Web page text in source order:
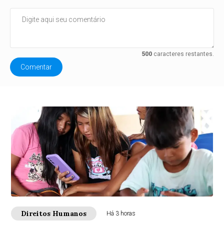
500caracteres restantes.
Comentar
Direitos Humanos Há 3 horas